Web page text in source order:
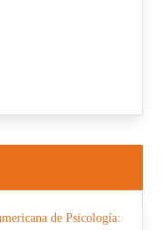
de Psicología: